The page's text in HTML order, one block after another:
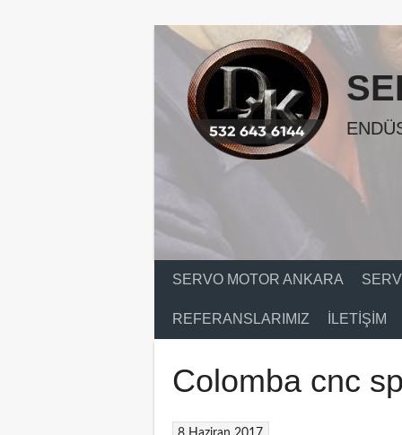
SERVO MOTOR ANKARA
REFERANSLARIMIZ İLETIŞIM
Colomba cnc